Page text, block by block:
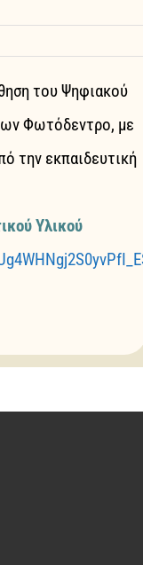
του Ψηφιακού
Φωτόδεντρο, με
την εκπαιδευτική
Υλικού